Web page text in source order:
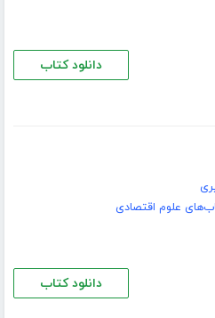
دانلود کتاب
علوم اقتصادی
دانلود کتاب